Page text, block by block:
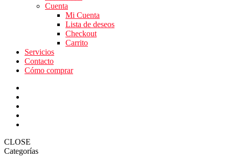
Cuenta
Mi Cuenta
Lista de deseos
Checkout
Carrito
Servicios
Contacto
Cómo comprar
CLOSE
Categorías